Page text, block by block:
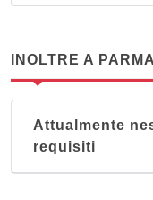
INOLTRE A PARMA
Attualmente
requisiti